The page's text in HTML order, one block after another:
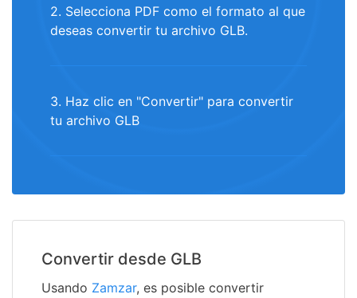
2. Selecciona PDF como el formato al que
deseas convertir tu archivo GLB.
3. Haz clic en "Convertir" para convertir
tu archivo GLB
Convertir desde GLB
Usando Zamzar, es posible convertir